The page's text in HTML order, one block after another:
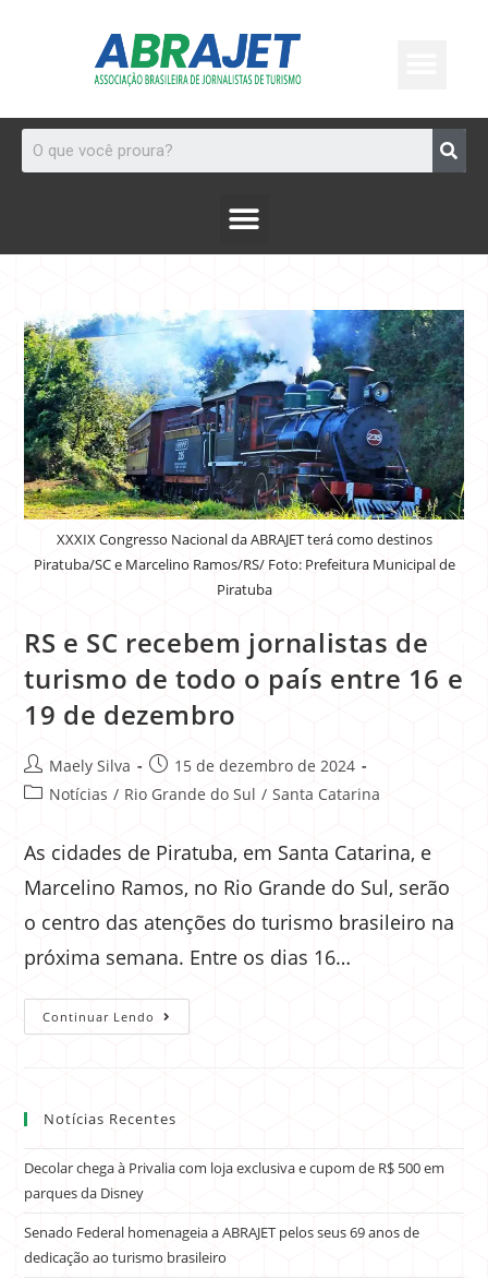
XXXIX Congresso Nacional da ABRAJET terá como destinos
Piratuba/SC e Marcelino Ramos/RS/ Foto: Prefeitura Municipal de
Piratuba
RS e SC recebem jornalistas de
turismo de todo o país entre 16 e
19 de dezembro
Maely Silva
15 de dezembro de 2024
Notícias / Rio Grande do Sul / Santa Catarina
As cidades de Piratuba, em Santa Catarina, e
Marcelino Ramos, no Rio Grande do Sul, serão
o centro das atenções do turismo brasileiro na
próxima semana. Entre os dias 16…
Continuar Lendo
Notícias Recentes
Decolar chega à Privalia com loja exclusiva e cupom de R$ 500 em
parques da Disney
Senado Federal homenageia a ABRAJET pelos seus 69 anos de
dedicação ao turismo brasileiro